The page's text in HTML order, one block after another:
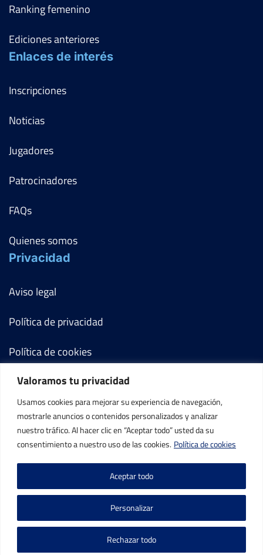
Valoramos tu privacidad
Usamos cookies para mejorar su experiencia de navegación,
mostrarle anuncios o contenidos personalizados y analizar
nuestro tráfico. Al hacer clic en “Aceptar todo” usted da su
consentimiento a nuestro uso de las cookies. Política de cookies
Personalizar
Rechazar todo
Aceptar todo
Ranking femenino
Ediciones anteriores
Enlaces de interés
Inscripciones
Noticias
Jugadores
Patrocinadores
FAQs
Quienes somos
Privacidad
Aviso legal
Política de privacidad
Política de cookies
Términos y condiciones
Mi cuenta
Contacto